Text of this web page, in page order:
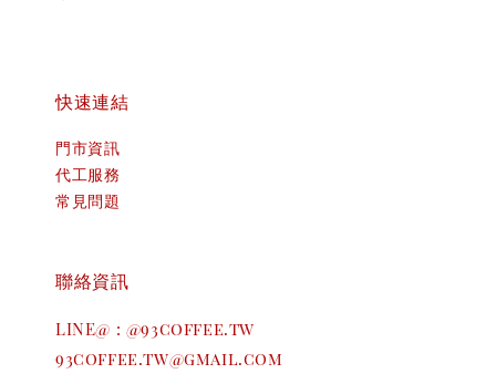
快速連結
門市資訊
代工服務
常見問題
聯絡資訊
LINE@ : @93coffee.tw
93coffee.tw@gmail.com